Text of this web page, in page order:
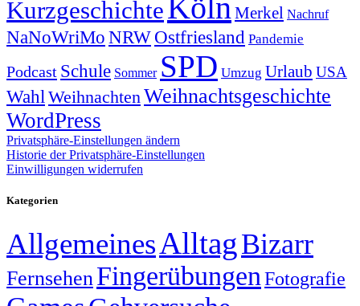
KurzgeschichteKölnMerkel Nachruf
NaNoWriMo NRWOstfriesland Pandemie
Podcast Schule Sommer SPD Umzug Urlaub USA
Wahl WeihnachtenWeihnachtsgeschichte
WordPress
Privatsphäre-Einstellungen ändern
Historie der Privatsphäre-Einstellungen
Einwilligungen widerrufen
Kategorien
AllgemeinesAlltagBizarr
FernsehenFingerübungenFotografie